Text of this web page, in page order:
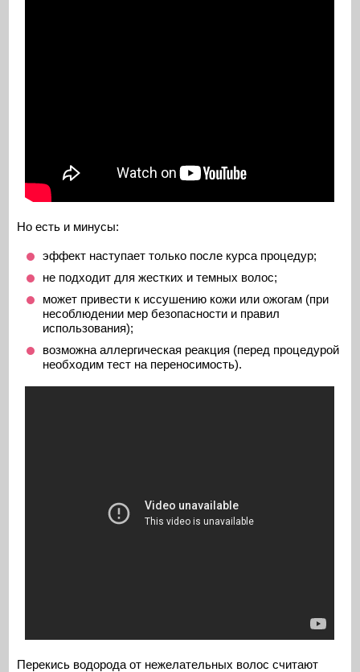
Но есть и минусы:
эффект наступает только после курса процедур;
не подходит для жестких и темных волос;
может привести к иссушению кожи или ожогам (при
несоблюдении мер безопасности и правил
использования);
возможна аллергическая реакция (перед процедурой
необходим тест на переносимость).
Перекись водорода от нежелательных волос считают